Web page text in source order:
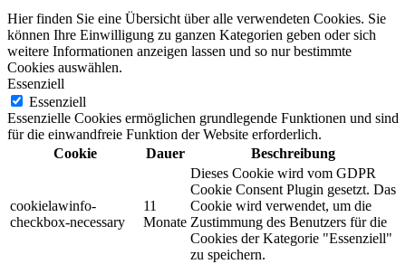
Hier finden Sie eine Übersicht über alle verwendeten Cookies. Sie
können Ihre Einwilligung zu ganzen Kategorien geben oder sich
weitere Informationen anzeigen lassen und so nur bestimmte
Cookies auswählen.
Essenziell
Essenziell
Essenzielle Cookies ermöglichen grundlegende Funktionen und sind
für die einwandfreie Funktion der Website erforderlich.
Cookie
Dauer Beschreibung
cookielawinfo-
checkbox-necessary
11
Monate
Dieses Cookie wird vom GDPR
Cookie Consent Plugin gesetzt. Das
Cookie wird verwendet, um die
Zustimmung des Benutzers für die
Cookies der Kategorie "Essenziell"
zu speichern.